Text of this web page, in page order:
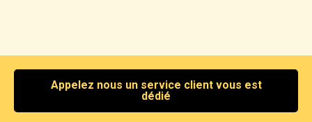
Appelez nous un service client vous est
dédié